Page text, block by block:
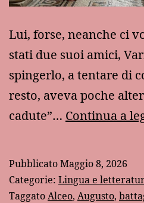
Lui, forse, neanche ci
stati due suoi amici,
spingerlo, a tentare di
resto, aveva poche
cadute”… Continua a
PubblicatoMaggio 8, 2026
Categorie: Lingua e
TaggatoAlceo, Augusto,